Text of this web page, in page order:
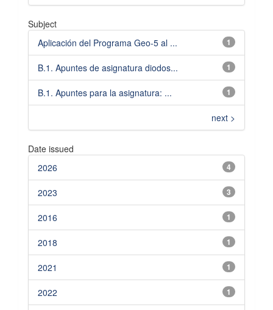
Subject
1
Aplicación del Programa Geo-5 al ...
1
B.1. Apuntes de asignatura diodos...
1
B.1. Apuntes para la asignatura: ...
next >
Date issued
4
2026
3
2023
1
2016
1
2018
1
2021
1
2022